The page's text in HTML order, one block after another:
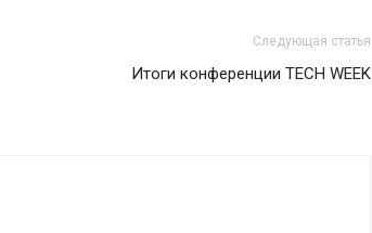
Следующая статья
Итоги конференции TECH WEEK